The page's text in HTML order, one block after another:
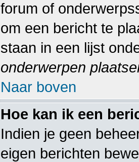
forum of
om een bericht te
staan in een lijst
onderwerpen
Naar boven
Hoe kan ik een
Indien je geen
eigen berichten